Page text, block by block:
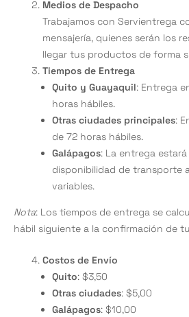
Medios de Despacho
Trabajamos con Servientrega
mensajería, quienes serán los
llegar tus productos de forma
Tiempos de Entrega
Quito y Guayaquil: Entrega
horas hábiles.
Otras ciudades principales:
de 72 horas hábiles.
Galápagos: La entrega
disponibilidad de transporte
variables.
Nota: Los tiempos de entrega se
hábil siguiente a la confirmación de
Costos de Envío
Quito: $3,50
Otras ciudades: $5,00
Galápagos: $10,00